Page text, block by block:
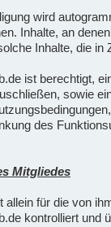
wird
Inhalte, an
Inhalte, die
ist berechtigt,
sowie
des
Mitgliedes
allein für die von
kontrolliert und